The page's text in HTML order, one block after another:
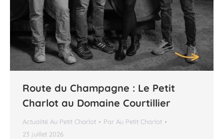
Route du Champagne : Le Petit
Charlot au Domaine Courtillier
Actualité Au Petit Charlot Par Au Petit Charlot
23 juillet 2026